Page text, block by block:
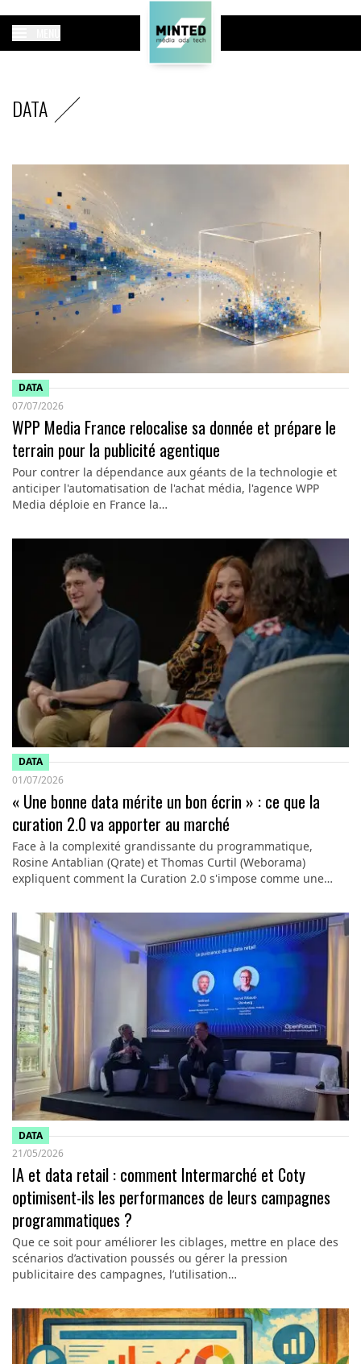
DATA
DATA
07/07/2026
WPP Media France relocalise sa donnée et prépare le
terrain pour la publicité agentique
Pour contrer la dépendance aux géants de la technologie et
anticiper l'automatisation de l'achat média, l'agence WPP
Media déploie en France la…
DATA
01/07/2026
« Une bonne data mérite un bon écrin » : ce que la
curation 2.0 va apporter au marché
Face à la complexité grandissante du programmatique,
Rosine Antablian (Qrate) et Thomas Curtil (Weborama)
expliquent comment la Curation 2.0 s'impose comme une…
DATA
21/05/2026
IA et data retail : comment Intermarché et Coty
optimisent-ils les performances de leurs campagnes
programmatiques ?
Que ce soit pour améliorer les ciblages, mettre en place des
scénarios d’activation poussés ou gérer la pression
publicitaire des campagnes, l’utilisation…